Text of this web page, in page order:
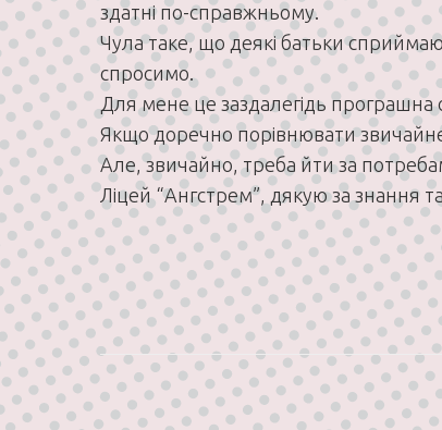
здатні по-справжньому.
Чула таке, що деякі батьки
спросимо.
Для мене це заздалегідь програшна
Якщо доречно порівнювати
Але, звичайно, треба йти за
Ліцей “Ангстрем”, дякую за знання